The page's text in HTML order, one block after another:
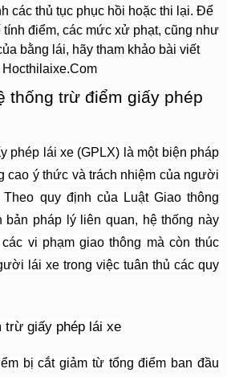
các thủ tục phục hồi hoặc thi lại. Để
điểm, các mức xử phạt, cũng như
bằng lái, hãy tham khảo bài viết
thống trừ điểm giấy phép
phép lái xe (GPLX) là một biện pháp
cao ý thức và trách nhiệm của người
quy định của Luật Giao thông
pháp lý liên quan, hệ thống này
vi phạm giao thông mà còn thúc
lái xe trong việc tuân thủ các quy
trừ giấy phép lái xe
bị cắt giảm từ tổng điểm ban đầu